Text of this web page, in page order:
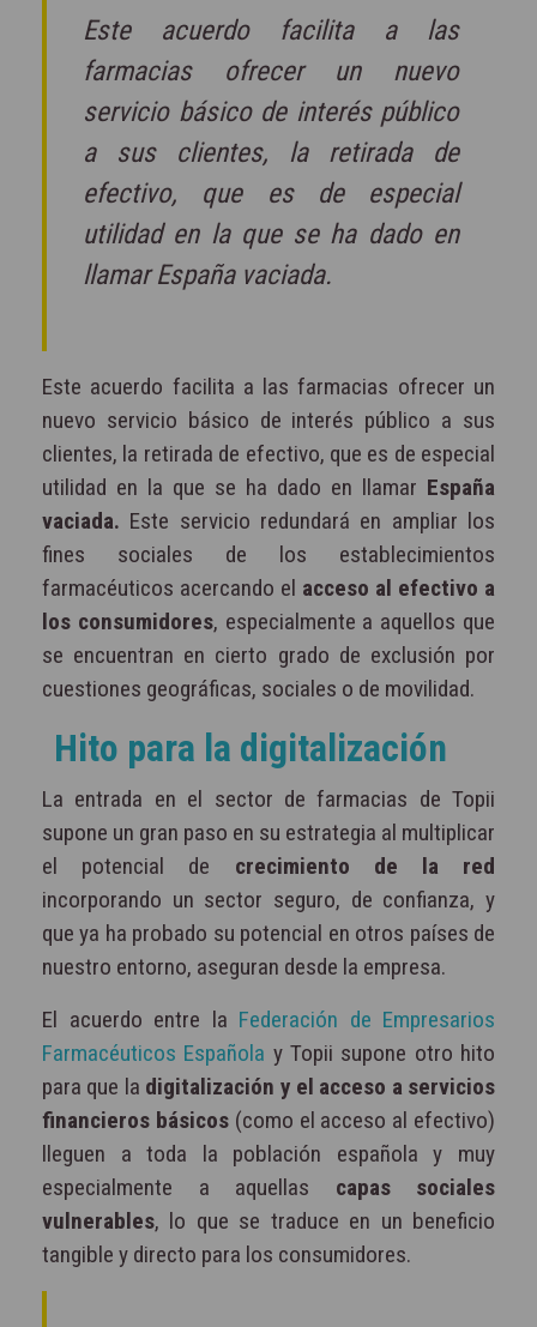
Este acuerdo facilita a las
farmacias ofrecer un nuevo
servicio básico de interés público
a sus clientes, la retirada de
efectivo, que es de especial
utilidad en la que se ha dado en
llamar España vaciada.
Este acuerdo facilita a las farmacias ofrecer un
nuevo servicio básico de interés público a sus
clientes, la retirada de efectivo, que es de especial
utilidad en la que se ha dado en llamar España
vaciada. Este servicio redundará en ampliar los
fines sociales de los establecimientos
farmacéuticos acercando el acceso al efectivo a
los consumidores, especialmente a aquellos que
se encuentran en cierto grado de exclusión por
cuestiones geográficas, sociales o de movilidad.
Hito para la digitalización
La entrada en el sector de farmacias de Topii
supone un gran paso en su estrategia al multiplicar
el potencial de crecimiento de la red
incorporando un sector seguro, de confianza, y
que ya ha probado su potencial en otros países de
nuestro entorno, aseguran desde la empresa.
El acuerdo entre la Federación de Empresarios
Farmacéuticos Española y Topii supone otro hito
para que la digitalización y el acceso a servicios
financieros básicos(como el acceso al efectivo)
lleguen a toda la población española y muy
especialmente a aquellas capas sociales
vulnerables, lo que se traduce en un beneficio
tangible y directo para los consumidores.